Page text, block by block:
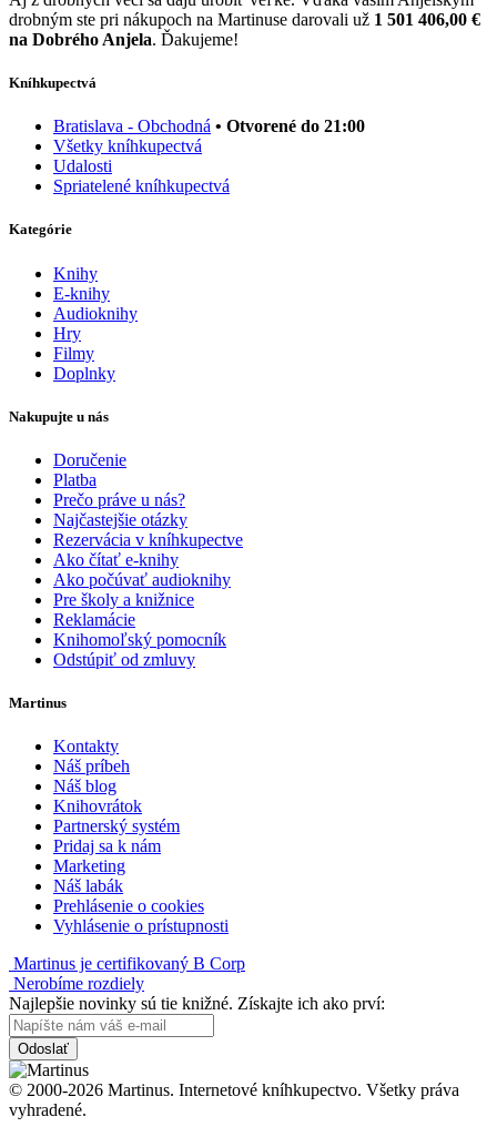
drobným ste pri nákupoch na Martinuse darovali už 1 501 406,00 €
na Dobrého Anjela. Ďakujeme!
Kníhkupectvá
Bratislava - Obchodná • Otvorené do 21:00
Všetky kníhkupectvá
Udalosti
Spriatelené kníhkupectvá
Kategórie
Knihy
E-knihy
Audioknihy
Hry
Filmy
Doplnky
Nakupujte u nás
Doručenie
Platba
Prečo práve u nás?
Najčastejšie otázky
Rezervácia v kníhkupectve
Ako čítať e-knihy
Ako počúvať audioknihy
Pre školy a knižnice
Reklamácie
Knihomoľský pomocník
Odstúpiť od zmluvy
Martinus
Kontakty
Náš príbeh
Náš blog
Knihovrátok
Partnerský systém
Pridaj sa k nám
Marketing
Náš labák
Prehlásenie o cookies
Vyhlásenie o prístupnosti
Martinus je certifikovaný B Corp
Nerobíme rozdiely
Najlepšie novinky sú tie knižné. Získajte ich ako prví:
Odoslať
© 2000-2026 Martinus. Internetové kníhkupectvo. Všetky práva
vyhradené.